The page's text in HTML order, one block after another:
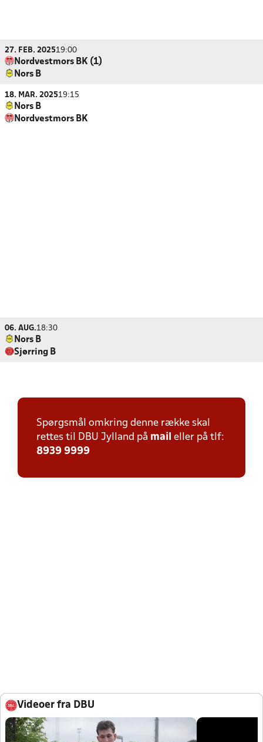
27. FEB. 202519:00
Nordvestmors BK (1)
Nors B
18. MAR. 202519:15
Nors B
Nordvestmors BK
06. AUG.18:30
Nors B
Sjørring B
Spørgsmål omkring denne række skal
rettes til DBU Jylland på mail eller på tlf:
8939 9999
Videoer fra DBU